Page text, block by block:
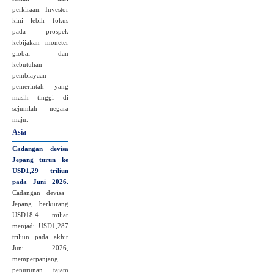
perkiraan. Investor
kini lebih fokus
pada prospek
kebijakan moneter
global dan
kebutuhan
pembiayaan
pemerintah yang
masih tinggi di
sejumlah negara
maju.
Asia
Cadangan devisa
Jepang turun ke
USD1,29 triliun
pada Juni 2026.
Cadangan devisa
Jepang berkurang
USD18,4 miliar
menjadi USD1,287
triliun pada akhir
Juni 2026,
memperpanjang
penurunan tajam